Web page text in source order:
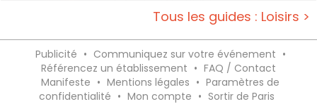
Tous les guides : Loisirs >
Publicité • Communiquez sur votre événement •
Référencez un établissement • FAQ / Contact
Manifeste • Mentions légales • Paramètres de
confidentialité • Mon compte • Sortir de Paris